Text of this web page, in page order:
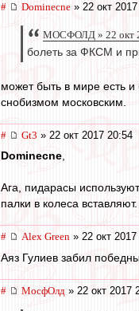
# Dominecne » 22 окт
МОСФОЛД » 22 окт
болеть за ФКСМ и
может быть в мире есть
снобизмом московским.
# Gt3 » 22 окт 2017 20:54
Dominecne,
Ага, пидарасы
палки в колеса
# Alex Green » 22 окт
Аяз Гулиев забил
# МосфОлд » 22 окт 2017